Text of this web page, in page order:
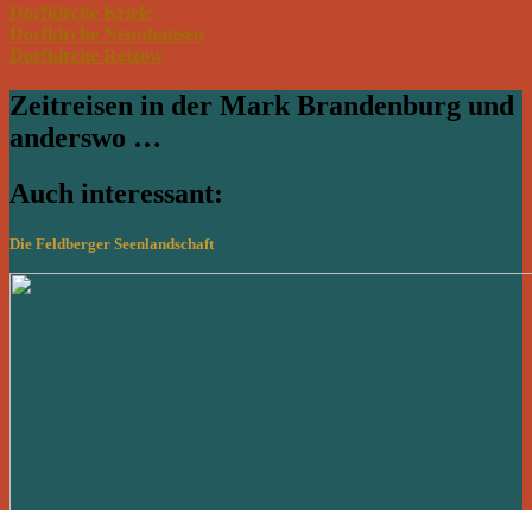
Dorfkirche Kriele
Dorfkirche Nennhausen
Dorfkirche Retzow
Zeitreisen in der Mark Brandenburg und
anderswo …
Auch interessant:
Die Feldberger Seenlandschaft